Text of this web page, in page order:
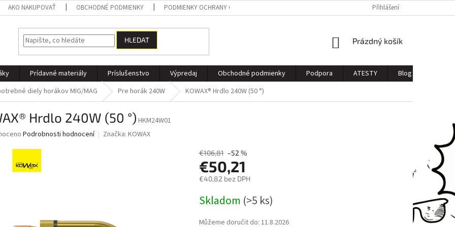
AKO NAKUPOVAŤ OBCHODNÉ PODMIENKY PODMIENKY OCHRANY OSOBNÝCH ÚDAJOV Přihlášení
HLEDAT
NÁKUPNÍ
Prázdný košík
Prídavné materiály Príslušenstvo Výpredaj Obchodné podmienky Podpora ATESTY Blog
diely horákov MIG/MAG Pre horák 240W KOWAX® Hrdlo 240W (50 °)
Hrdlo 240W (50 °) HKM24W01
Podrobnosti hodnocení Značka: KOWAX
€106,81 –52 %
€50,21
€40,82 bez DPH
cena:
Skladom (>5 ks)
Můžeme doručit do: 11.8.2026